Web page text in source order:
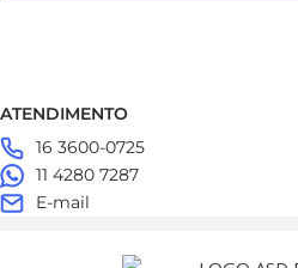
ATENDIMENTO
16 3600-0725
11 4280 7287
E-mail